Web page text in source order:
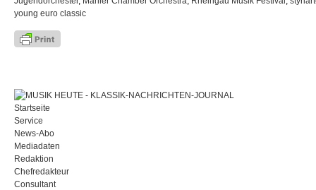
young euro classic
Startseite
Service
News-Abo
Mediadaten
Redaktion
Chefredakteur
Consultant